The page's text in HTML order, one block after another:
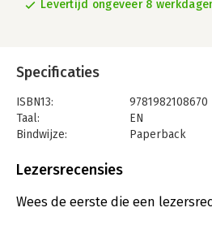
Levertijd ongeveer 8
Specificaties
ISBN13:
9781982108670
Taal:
EN
Bindwijze:
Paperback
Uitgever:
Lezersrecensies
Wees de eerste die een